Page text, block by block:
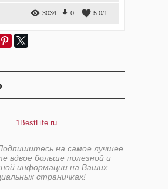
3034 0 5.0/1
1BestLife.ru
на самое лучшее
вдвое больше полезной и
информации на Ваших
страничках!